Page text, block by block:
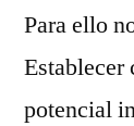
Para ello
potencial